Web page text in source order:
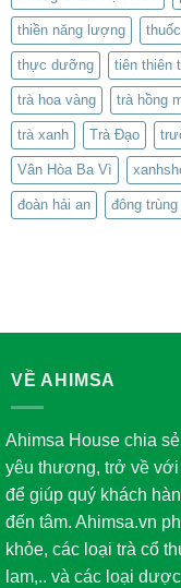
thiền năng lượng
thực dưỡng tiên thiên
trà hoa vàng trà hồng
trà xanh Trà Đạo
Vân Hòa Ba Vì
đoàn hải an đông
VỀ AHIMSA
Ahimsa House chia
yêu thương, trở về với
để giúp quý khách
đến tâm. Ahimsa.vn
khỏe, các loại trà cổ
lam,.. và các loại